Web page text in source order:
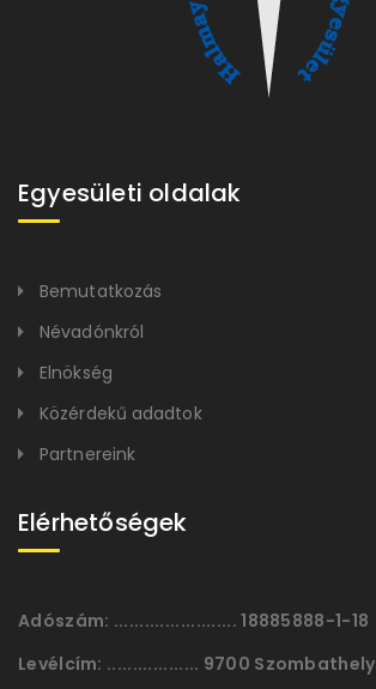
Egyesületi oldalak
Bemutatkozás
Névadónkról
Elnökség
Közérdekű adadtok
Partnereink
Elérhetőségek
Adószám: ........................ 18885888-1-18
Levélcím: .................. 9700 Szombathely